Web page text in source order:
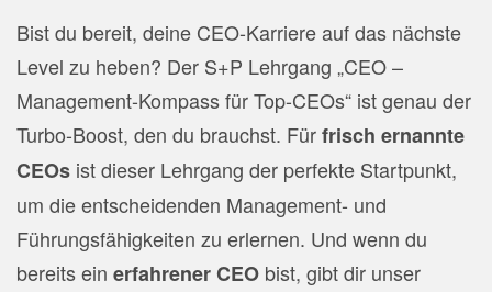
Bist du bereit, deine CEO-Karriere auf das nächste
Level zu heben? Der S+P Lehrgang „CEO –
Management-Kompass für Top-CEOs“ ist genau der
Turbo-Boost, den du brauchst. Fürfrisch ernannte
CEOs ist dieser Lehrgang der perfekte Startpunkt,
um die entscheidenden Management- und
Führungsfähigkeiten zu erlernen. Und wenn du
bereits ein erfahrener CEO bist, gibt dir unser